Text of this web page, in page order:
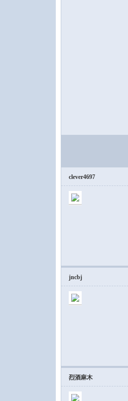
clever4697
jncbj
烈酒麻木